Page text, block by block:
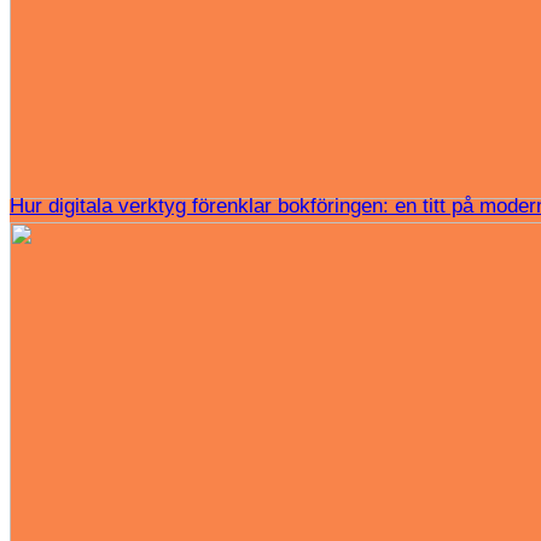
Hur digitala verktyg förenklar bokföringen: en titt på